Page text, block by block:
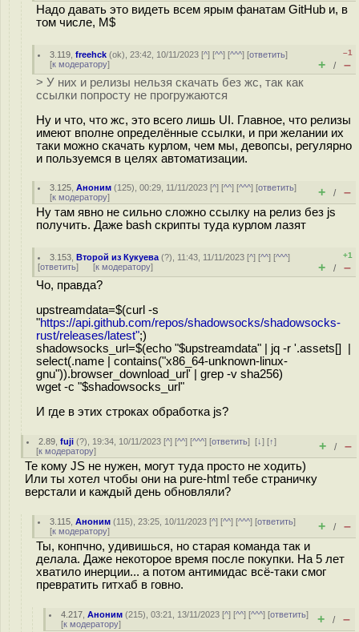
Надо давать это видеть всем ярым фанатам GitHub и, в
том числе, M$
3.119 ,freehck (ok), 23:42, 10/11/2023 [^] [^^] [^^^] [ответить]
[к модератору]
–1
+ / –
> У них и релизы нельзя скачать без жс, так как
ссылки попросту не прогружаются
Ну и что, что жс, это всего лишь UI. Главное, что релизы
имеют вполне определённые ссылки, и при желании их
таки можно скачать курлом, чем мы, девопсы, регулярно
и пользуемся в целях автоматизации.
3.125 ,Аноним (125), 00:29, 11/11/2023 [^] [^^] [^^^] [ответить]
[к модератору] + / –
Ну там явно не сильно сложно ссылку на релиз без js
получить. Даже bash скрипты туда курлом лазят
3.153 ,Второй из Кукуева (?), 11:43, 11/11/2023 [^] [^^] [^^^]
[ответить] [к модератору]
+1
+ / –
Чо, правда?
upstreamdata=$(curl -s
"https://api.github.com/repos/shadowsocks/shadowsocks-
rust/releases/latest";)
shadowsocks_url=$(echo "$upstreamdata" | jq -r '.assets[] |
select(.name | contains("x86_64-unknown-linux-
gnu")).browser_download_url' | grep -v sha256)
wget -c "$shadowsocks_url"
И где в этих строках обработка js?
2.89 ,fuji (?), 19:34, 10/11/2023 [^] [^^] [^^^] [ответить][↓] [↑]
[к модератору] + / –
Те кому JS не нужен, могут туда просто не ходить)
Или ты хотел чтобы они на pure-html тебе страничку
верстали и каждый день обновляли?
3.115 ,Аноним (115), 23:25, 10/11/2023 [^] [^^] [^^^] [ответить]
[к модератору] + / –
Ты, конпчно, удивишься, но старая команда так и
делала. Даже некоторое время после покупки. На 5 лет
хватило инерции... а потом антимидас всё-таки смог
превратить гитхаб в говно.
4.217 ,Аноним (215), 03:21, 13/11/2023 [^] [^^] [^^^] [ответить]
[к модератору] + / –